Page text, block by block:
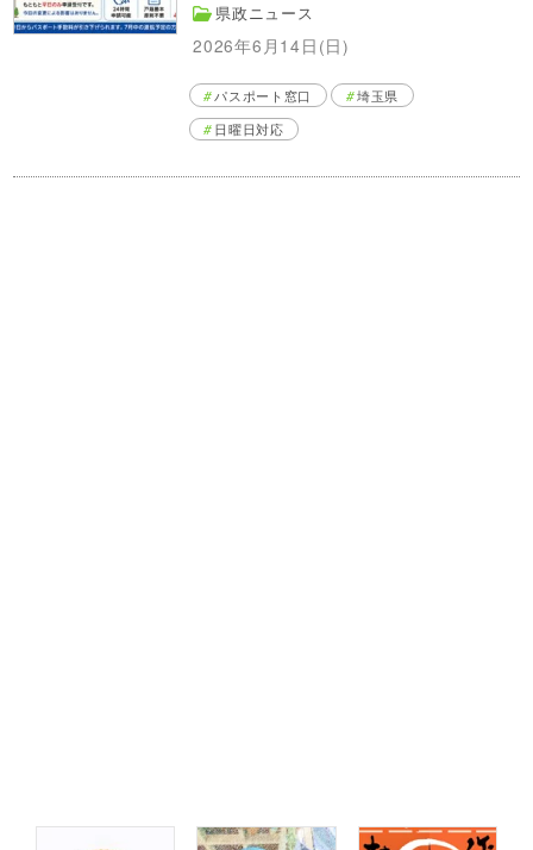
県政ニュース
2026年6月14日(日)
パスポート窓口
埼玉県
日曜日対応